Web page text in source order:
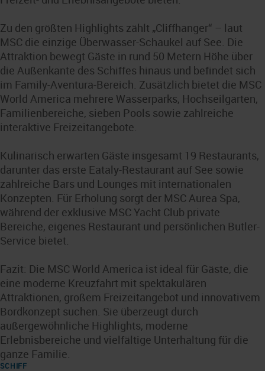
Zu den größten Highlights zählt „Cliffhanger“ – laut
MSC die einzige Überwasser-Schaukel auf See. Die
Attraktion bewegt Gäste in rund 50 Metern Höhe über
die Außenkante des Schiffes hinaus und befindet sich
im Family-Aventura-Bereich. Zusätzlich bietet die MSC
World America mehrere Wasserparks, Hochseilgarten,
Familienbereiche, sieben Pools sowie zahlreiche
interaktive Freizeitangebote.
Kulinarisch erwarten Gäste insgesamt 19 Restaurants,
darunter das erste Eataly-Restaurant auf See sowie
zahlreiche Bars und Lounges mit internationalen
Konzepten. Für Erholung sorgt der MSC Aurea Spa,
während der exklusive MSC Yacht Club private
Bereiche, eigenes Restaurant und persönlichen Butler-
Service bietet.
Fazit: Die MSC World America ist ideal für Gäste, die
eine moderne Kreuzfahrt mit spektakulären
Attraktionen, großem Freizeitangebot und innovativem
Bordkonzept suchen. Sie überzeugt durch
außergewöhnliche Highlights, moderne
Erlebnisbereiche und vielfältige Unterhaltung für die
ganze Familie.
SCHIFF